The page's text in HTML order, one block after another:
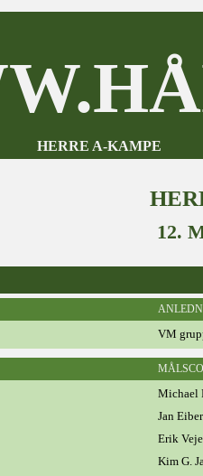
HERRE A-KAMPE
12.
VM
Michael
Jan
Erik
Kim G.